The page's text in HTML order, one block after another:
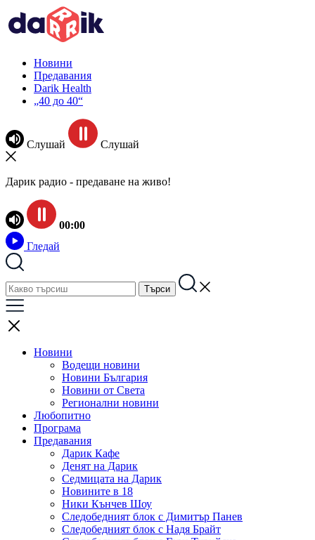
Новини
Предавания
Darik Health
„40 до 40“
Слушай Слушай
Дарик радио - предаване на живо!
00:00
Гледай
Новини
Водещи новини
Новини България
Новини от Света
Регионални новини
Любопитно
Програма
Предавания
Дарик Кафе
Денят на Дарик
Седмицата на Дарик
Новините в 18
Ники Кънчев Шоу
Следобедният блок с Димитър Панев
Следобедният блок с Надя Брайт